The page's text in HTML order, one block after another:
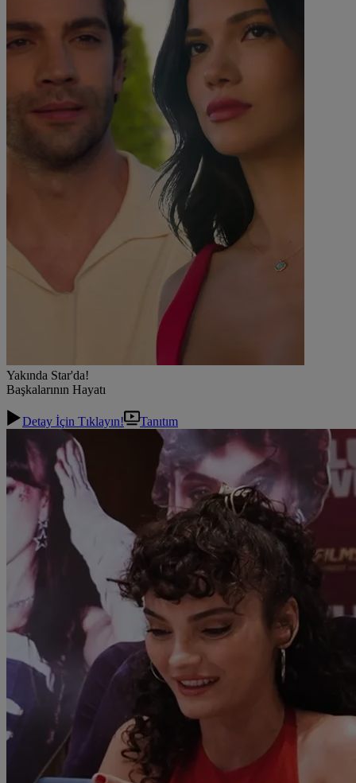
Yakında Star'da!
Başkalarının Hayatı
Detay İçin Tıklayın! Tanıtım